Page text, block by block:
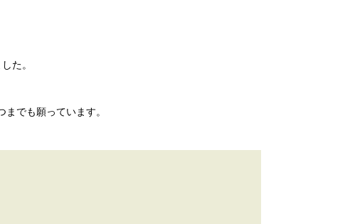
た。
でも願っています。